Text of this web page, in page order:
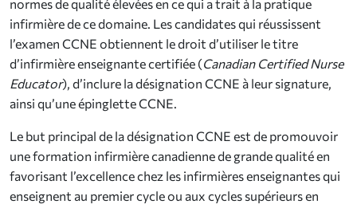
normes de qualité élevées en ce qui a trait à la pratique
infirmière de ce domaine. Les candidates qui réussissent
l’examen CCNE obtiennent le droit d’utiliser le titre
d’infirmière enseignante certifiée (Canadian Certified Nurse
Educator), d’inclure la désignation CCNE à leur signature,
ainsi qu’une épinglette CCNE.
Le but principal de la désignation CCNE est de promouvoir
une formation infirmière canadienne de grande qualité en
favorisant l’excellence chez les infirmières enseignantes qui
enseignent au premier cycle ou aux cycles supérieurs en